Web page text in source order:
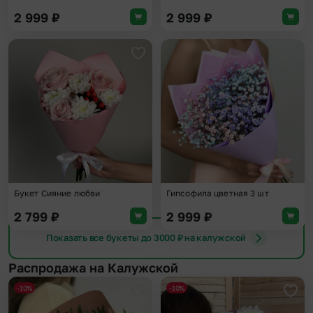
2 999 ₽ 2 999 ₽
Добавить в избранное
Букет Сияние любви
2 799 ₽
Гипсофила цветная 3 шт
2 999 ₽
Показать все букеты до 3000 ₽ на калужской
Распродажа на Калужской
Добавить в избранное
-10% -10%